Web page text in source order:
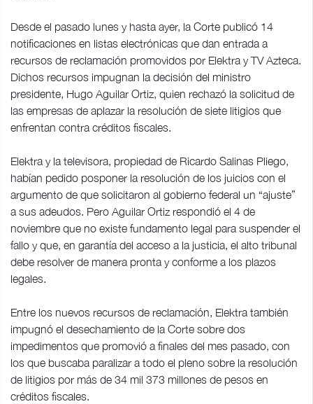
Desde el pasado lunes y hasta ayer, la Corte publicó 14
notificaciones en listas electrónicas que dan entrada a
recursos de reclamación promovidos por Elektra y TV Azteca.
Dichos recursos impugnan la decisión del ministro
presidente, Hugo Aguilar Ortiz, quien rechazó la solicitud de
las empresas de aplazar la resolución de siete litigios que
enfrentan contra créditos fiscales.
Elektra y la televisora, propiedad de Ricardo Salinas Pliego,
habían pedido posponer la resolución de los juicios con el
argumento de que solicitaron al gobierno federal un “ajuste”
a sus adeudos. Pero Aguilar Ortiz respondió el 4 de
noviembre que no existe fundamento legal para suspender el
fallo y que, en garantía del acceso a la justicia, el alto tribunal
debe resolver de manera pronta y conforme a los plazos
legales.
Entre los nuevos recursos de reclamación, Elektra también
impugnó el desechamiento de la Corte sobre dos
impedimentos que promovió a finales del mes pasado, con
los que buscaba paralizar a todo el pleno sobre la resolución
de litigios por más de 34 mil 373 millones de pesos en
créditos fiscales.